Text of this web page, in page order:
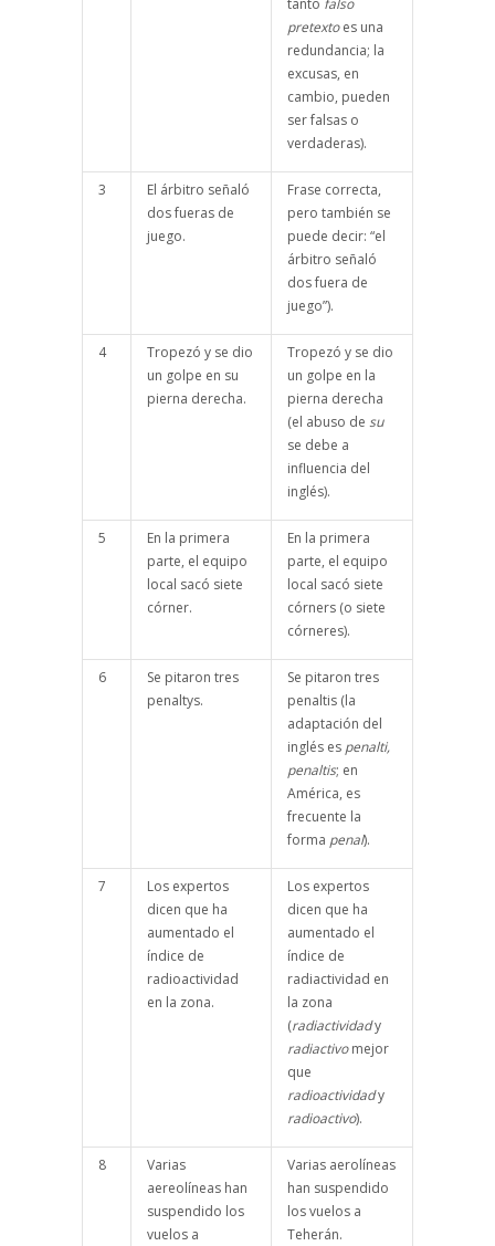
tanto falso
pretextoes una
redundancia; la
excusas, en
cambio, pueden
ser falsas o
verdaderas).
3
El árbitro señaló
dos fueras de
juego.
Frase correcta,
pero también se
puede decir: “el
árbitro señaló
dos fuera de
juego”).
4
Tropezó y se dio
un golpe en su
pierna derecha.
Tropezó y se dio
un golpe en la
pierna derecha
(el abuso de su
se debe a
influencia del
inglés).
5
En la primera
parte, el equipo
local sacó siete
córner.
En la primera
parte, el equipo
local sacó siete
córners (o siete
córneres).
6
Se pitaron tres
penaltys.
Se pitaron tres
penaltis (la
adaptación del
inglés es penalti,
penaltis; en
América, es
frecuente la
forma penal).
7
Los expertos
dicen que ha
aumentado el
índice de
radioactividad
en la zona.
Los expertos
dicen que ha
aumentado el
índice de
radiactividad en
la zona
(radiactividady
radiactivomejor
que
radioactividady
radioactivo).
8
Varias
aereolíneas han
suspendido los
vuelos a
Varias aerolíneas
han suspendido
los vuelos a
Teherán.